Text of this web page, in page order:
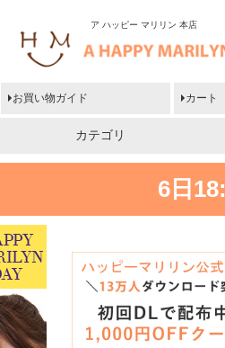
ア ハッピー マリリン 本店
お買い物ガイド カート
カテゴリ
6日